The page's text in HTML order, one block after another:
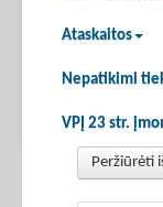
Ataskaitos
Nepatikimi
VPĮ 23 str.
Peržiūrėti